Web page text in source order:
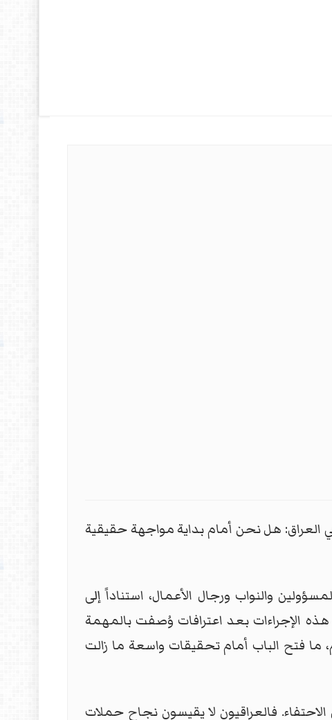
العراق: هل نحن أمام بداية مواجهة حقيقية
والنواب ورجال الأعمال، استناداً إلى
الإجراءات بعد اعترافات وُصفت بالمهمة
ما فتح الباب أمام تحقيقات واسعة ما زالت
فالعراقيون لا يقيسون نجاح حملات